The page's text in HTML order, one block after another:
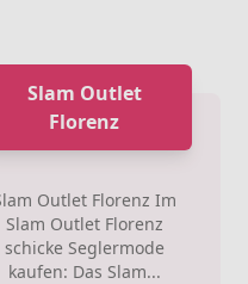
Slam Outlet
Florenz
Outlet Florenz Im
Slam Outlet Florenz
schicke Seglermode
kaufen: Das Slam...